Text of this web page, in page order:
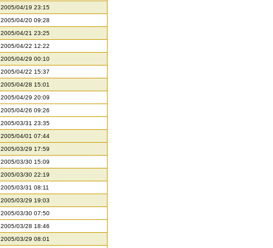
2005/04/19 23:15
2005/04/20 09:28
2005/04/21 23:25
2005/04/22 12:22
2005/04/29 00:10
2005/04/22 15:37
2005/04/28 15:01
2005/04/29 20:09
2005/04/26 09:26
2005/03/31 23:35
2005/04/01 07:44
2005/03/29 17:59
2005/03/30 15:09
2005/03/30 22:19
2005/03/31 08:11
2005/03/29 19:03
2005/03/30 07:50
2005/03/28 18:46
2005/03/29 08:01